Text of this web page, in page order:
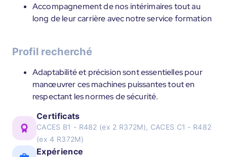
Accompagnement de nos intérimaires tout au
long de leur carrière avec notre service formation
Profil recherché
Adaptabilité et précision sont essentielles pour
manœuvrer ces machines puissantes tout en
respectant les normes de sécurité.
Certificats
CACES B1 - R482 (ex 2 R372M), CACES C1 - R482
(ex 4 R372M)
Expérience